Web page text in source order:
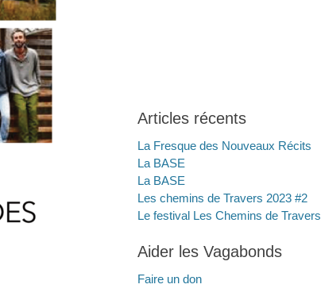
Articles récents
La Fresque des Nouveaux Récits
La BASE
La BASE
Les chemins de Travers 2023 #2
Le festival Les Chemins de Travers
Aider les Vagabonds
Faire un don